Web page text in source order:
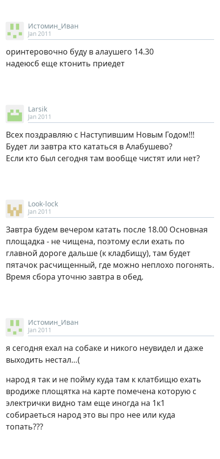
Истомин_Иван
Jan 2011
оринтеровочно буду в алаушего 14.30
надеюсб еще ктонить приедет
Larsik
Jan 2011
Всех поздравляю с Наступившим Новым Годом!!!
Будет ли завтра кто кататься в Алабушево?
Если кто был сегодня там вообще чистят или нет?
Look-lock
Jan 2011
Завтра будем вечером катать после 18.00 Основная
площадка - не чищена, поэтому если ехать по
главной дороге дальше (к кладбищу), там будет
пятачок расчищенный, где можно неплохо погонять.
Время сбора уточню завтра в обед.
Истомин_Иван
Jan 2011
я сегодня ехал на собаке и никого неувидел и даже
выходить нестал…(
народ я так и не пойму куда там к клатбищю ехать
вродиже площятка на карте помечена которую с
электрички видно там еще иногда на 1к1
собираеться народ это вы про нее или куда
топать???